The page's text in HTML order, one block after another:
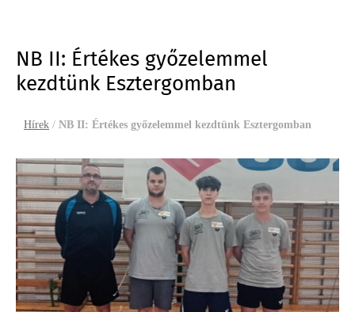
NB II: Értékes győzelemmel
kezdtünk Esztergomban
Hírek / NB II: Értékes győzelemmel kezdtünk Esztergomban